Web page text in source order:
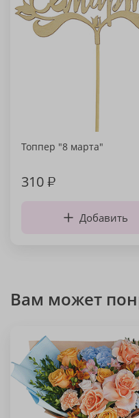
Топпер "8 марта"
310₽
Добавить
Вам может